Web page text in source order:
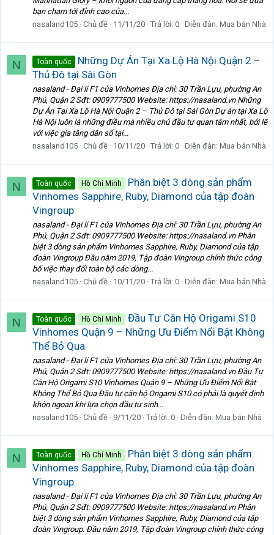
bạn chạm tới đỉnh cao của...
nasaland105 Chủ đề 11/11/20 Trả lời: 0 Diễn đàn: Mua bán Nhà
N Toàn quốc
Những Dự Án Tại Xa Lộ Hà Nội Quận 2 –
Thủ Đô tại Sài Gòn
nasaland - Đại lí F1 của Vinhomes Địa chỉ: 30 Trần Lựu, phường An
Phú, Quận 2 Sđt: 0909777500 Website: https://nasaland.vn Những
Dự Án Tại Xa Lộ Hà Nội Quận 2 – Thủ Đô tại Sài Gòn Dự án tại Xa Lộ
Hà Nội luôn là những điều mà nhiều chủ đầu tư quan tâm nhất, bởi lẽ
với việc gia tăng dân số tại...
nasaland105 Chủ đề 10/11/20 Trả lời: 0 Diễn đàn: Mua bán Nhà
N Toàn quốc Hồ Chí Minh
Phân biệt 3 dòng sản phẩm
Vinhomes Sapphire, Ruby, Diamond của tập đoàn
Vingroup
nasaland - Đại lí F1 của Vinhomes Địa chỉ: 30 Trần Lựu, phường An
Phú, Quận 2 Sđt: 0909777500 Website: https://nasaland.vn Phân
biệt 3 dòng sản phẩm Vinhomes Sapphire, Ruby, Diamond của tập
đoàn Vingroup Đầu năm 2019, Tập đoàn Vingroup chính thức công
bố việc thay đổi toàn bộ các dòng...
nasaland105 Chủ đề 10/11/20 Trả lời: 0 Diễn đàn: Mua bán Nhà
N Toàn quốc Hồ Chí Minh
Đầu Tư Căn Hộ Origami S10
Vinhomes Quận 9 – Những Ưu Điểm Nổi Bật Không
Thể Bỏ Qua
nasaland - Đại lí F1 của Vinhomes Địa chỉ: 30 Trần Lựu, phường An
Phú, Quận 2 Sđt: 0909777500 Website: https://nasaland.vn Đầu Tư
Căn Hộ Origami S10 Vinhomes Quận 9 – Những Ưu Điểm Nổi Bật
Không Thể Bỏ Qua Đầu tư căn hộ Origami S10 có phải là quyết định
khôn ngoan khi lựa chọn đầu tư sinh...
nasaland105 Chủ đề 9/11/20 Trả lời: 0 Diễn đàn: Mua bán Nhà
N Toàn quốc Hồ Chí Minh
Phân biệt 3 dòng sản phẩm
Vinhomes Sapphire, Ruby, Diamond của tập đoàn
Vingroup.
nasaland - Đại lí F1 của Vinhomes Địa chỉ: 30 Trần Lựu, phường An
Phú, Quận 2 Sđt: 0909777500 Website: https://nasaland.vn Phân
biệt 3 dòng sản phẩm Vinhomes Sapphire, Ruby, Diamond của tập
đoàn Vingroup. Đầu năm 2019, Tập đoàn Vingroup chính thức công